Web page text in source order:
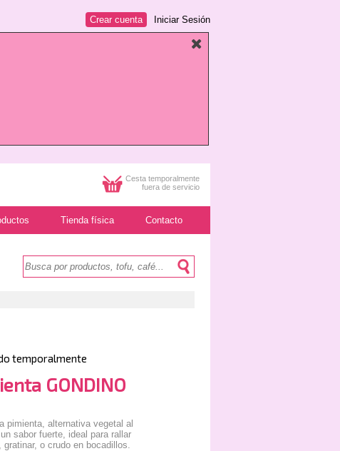
Iniciar Sesión
Crear cuenta
Cesta temporalmente
fuera de servicio
Tienda física Contacto
temporalmente
GONDINO
pimienta, alternativa vegetal al
sabor fuerte, ideal para rallar
o crudo en bocadillos.